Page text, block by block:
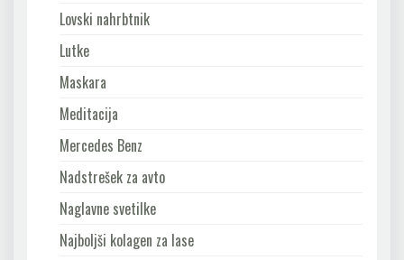
Lovski nahrbtnik
Lutke
Maskara
Meditacija
Mercedes Benz
Nadstrešek za avto
Naglavne svetilke
Najboljši kolagen za lase